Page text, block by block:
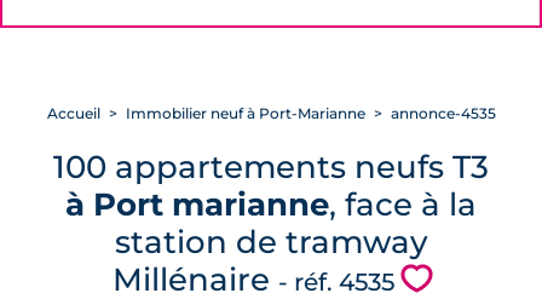
Accueil Immobilier neuf à Port-Marianne annonce-4535
100 appartements neufs T3
à Port marianne, face à la
station de tramway
Millénaire - réf. 4535 💗